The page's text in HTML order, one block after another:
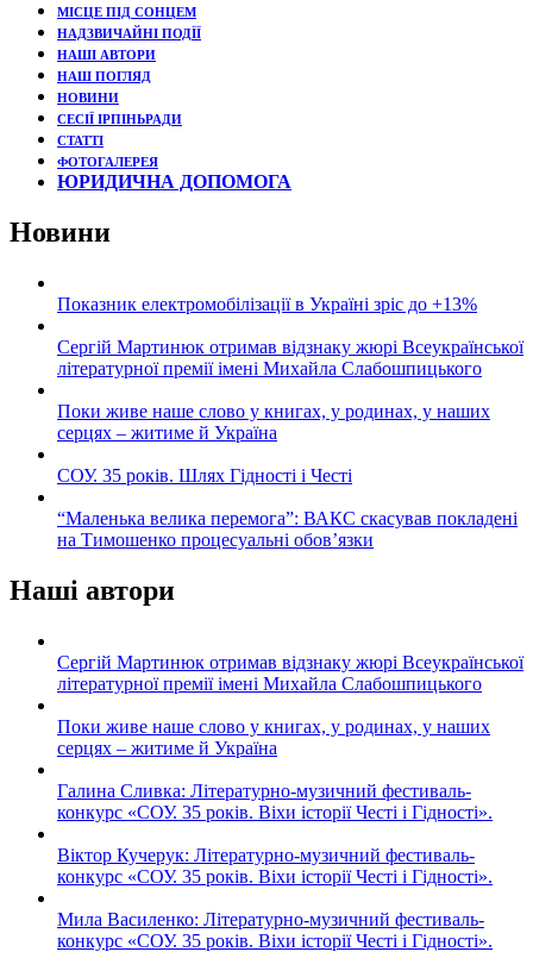
МІСЦЕ ПІД СОНЦЕМ
НАДЗВИЧАЙНІ ПОДЇЇ
НАШІ АВТОРИ
НАШ ПОГЛЯД
НОВИНИ
СЕСІЇ ІРПІНЬРАДИ
СТАТТІ
ФОТОГАЛЕРЕЯ
ЮРИДИЧНА ДОПОМОГА
Новини
Показник електромобілізації в Україні зріс до +13%
Сергій Мартинюк отримав відзнаку жюрі Всеукраїнської
літературної премії імені Михайла Слабошпицького
Поки живе наше слово у книгах, у родинах, у наших
серцях – житиме й Україна
СОУ. 35 років. Шлях Гідності і Честі
“Маленька велика перемога”: ВАКС скасував покладені
на Тимошенко процесуальні обов’язки
Наші автори
Сергій Мартинюк отримав відзнаку жюрі Всеукраїнської
літературної премії імені Михайла Слабошпицького
Поки живе наше слово у книгах, у родинах, у наших
серцях – житиме й Україна
Галина Сливка: Літературно-музичний фестиваль-
конкурс «СОУ. 35 років. Віхи історії Честі і Гідності».
Віктор Кучерук: Літературно-музичний фестиваль-
конкурс «СОУ. 35 років. Віхи історії Честі і Гідності».
Мила Василенко: Літературно-музичний фестиваль-
конкурс «СОУ. 35 років. Віхи історії Честі і Гідності».